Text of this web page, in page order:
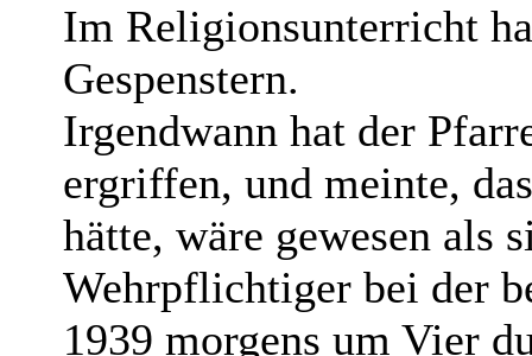
Im Religionsunterricht
Gespenstern.
Irgendwann hat der
ergriffen, und meinte,
hätte, wäre gewesen als
Wehrpflichtiger bei der
1939 morgens um Vier